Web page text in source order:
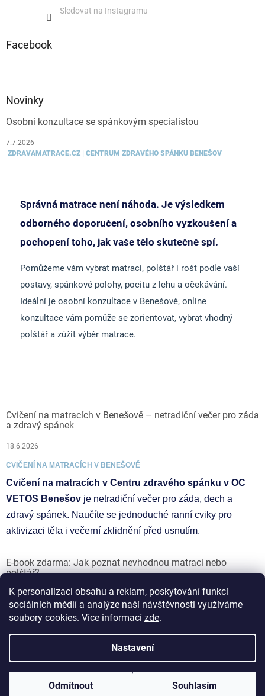
K personalizaci obsahu a reklam, poskytování funkcí
sociálních médií a analýze naší návštěvnosti využíváme
soubory cookies. Více informací zde.
Nastavení
Odmítnout Souhlasím
Sledovat na Instagramu
Facebook
Novinky
Osobní konzultace se spánkovým specialistou
7.7.2026
ZDRAVAMATRACE.CZ | CENTRUM ZDRAVÉHO SPÁNKU BENEŠOV
Správná matrace není náhoda. Je výsledkem
odborného doporučení, osobního vyzkoušení a
pochopení toho, jak vaše tělo skutečně spí.
Pomůžeme vám vybrat matraci, polštář i rošt podle vaší
postavy, spánkové polohy, pocitu z lehu a očekávání.
Ideální je osobní konzultace v Benešově, online
konzultace vám pomůže se zorientovat, vybrat vhodný
polštář a zúžit výběr matrace.
Cvičení na matracích v Benešově – netradiční večer pro záda
a zdravý spánek
18.6.2026
CVIČENÍ NA MATRACÍCH V BENEŠOVĚ
Cvičení na matracích v Centru zdravého spánku v OC
VETOS Benešov je netradiční večer pro záda, dech a
zdravý spánek. Naučíte se jednoduché ranní cviky pro
aktivizaci těla i večerní zklidnění před usnutím.
E-book zdarma: Jak poznat nevhodnou matraci nebo
polštář?
17.6.2026
ZDRAVAMATRACE.CZ I VETOS group s.r.o.
Všechna práva vyhrazena.
Upravit nastavení cookies